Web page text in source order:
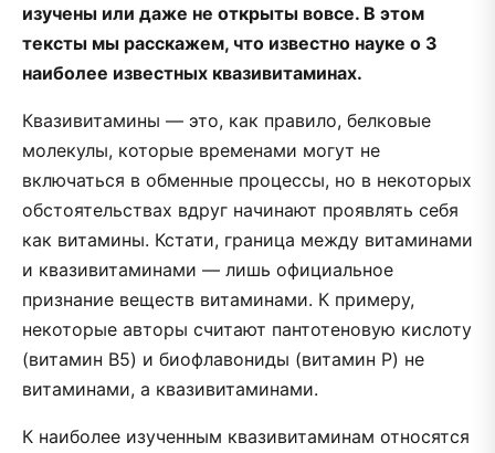
изучены или даже не открыты вовсе. В этом
тексты мы расскажем, что известно науке о 3
наиболее известных квазивитаминах.
Квазивитамины — это, как правило, белковые
молекулы, которые временами могут не
включаться в обменные процессы, но в некоторых
обстоятельствах вдруг начинают проявлять себя
как витамины. Кстати, граница между витаминами
и квазивитаминами — лишь официальное
признание веществ витаминами. К примеру,
некоторые авторы считают пантотеновую кислоту
(витамин B5) и биофлавониды (витамин P) не
витаминами, а квазивитаминами.
К наиболее изученным квазивитаминам относятся